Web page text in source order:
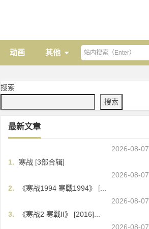
动画 其他
搜索
搜索
最新文章
2026-08-07
1.
寒战 [3部合辑]
2026-08-07
2.
《寒战1994 寒戰1994》 [...
2026-08-07
3.
《寒战2 寒戰II》 [2016]...
2026-08-07